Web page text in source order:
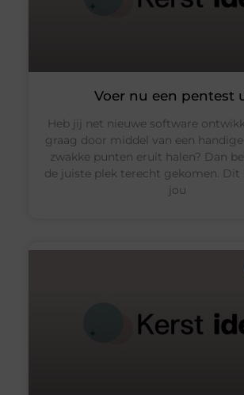
Voer nu een pentest
Heb jij net nieuwe software
graag door middel van een
zwakke punten eruit halen? Dan
de juiste plek terecht gekomen.
jou